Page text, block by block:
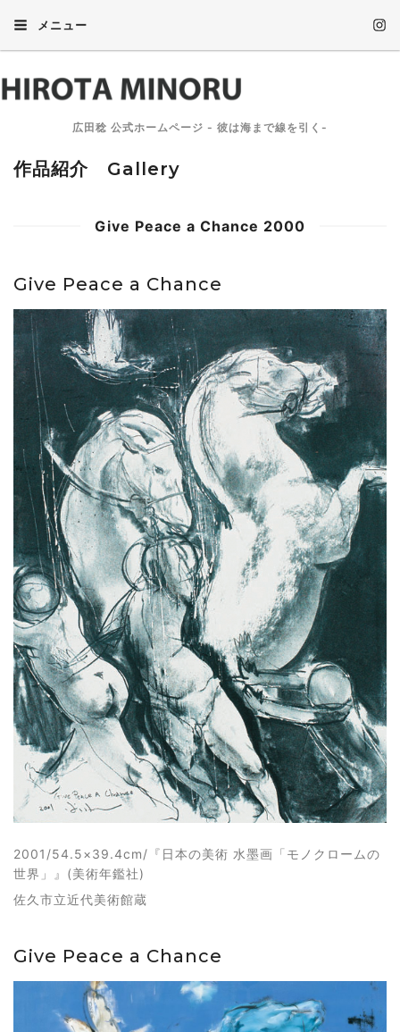
メニュー
広田稔 公式ホームページ - 彼は海まで線を引く-
作品紹介 Gallery
Give Peace a Chance 2000
Give Peace a Chance
2001/54.5×39.4cm/『日本の美術 水墨画「モノクロームの
世界」』(美術年鑑社)
佐久市立近代美術館蔵
Give Peace a Chance